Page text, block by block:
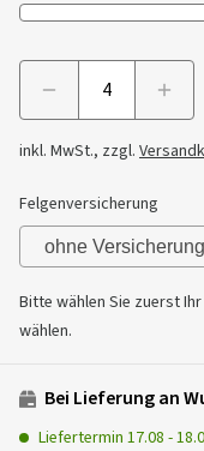
inkl. MwSt., zzgl.
Felgenversicherung
Bitte wählen Sie zuerst
wählen.
Bei Lieferung an
Liefertermin 17.08 -